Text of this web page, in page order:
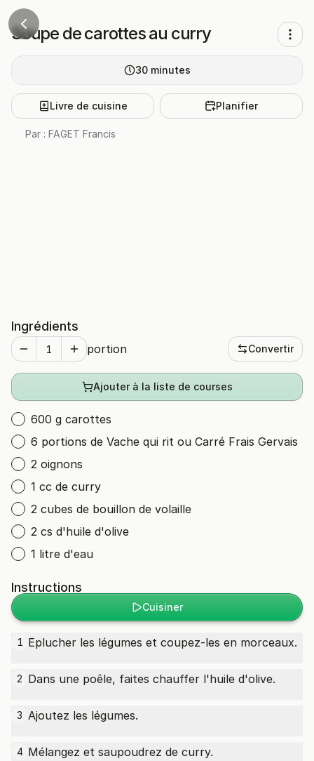
Soupe de carottes au curry
30 minutes
Livre de cuisine Planifier
Par : FAGET Francis
Ingrédients
portion Convertir
Ajouter à la liste de courses
600 g carottes
6 portions de Vache qui rit ou Carré Frais Gervais
2 oignons
1 cc de curry
2 cubes de bouillon de volaille
2 cs d'huile d'olive
1 litre d'eau
Instructions
Cuisiner
1 Eplucher les légumes et coupez-les en morceaux.
2 Dans une poêle, faites chauffer l'huile d'olive.
3 Ajoutez les légumes.
4 Mélangez et saupoudrez de curry.